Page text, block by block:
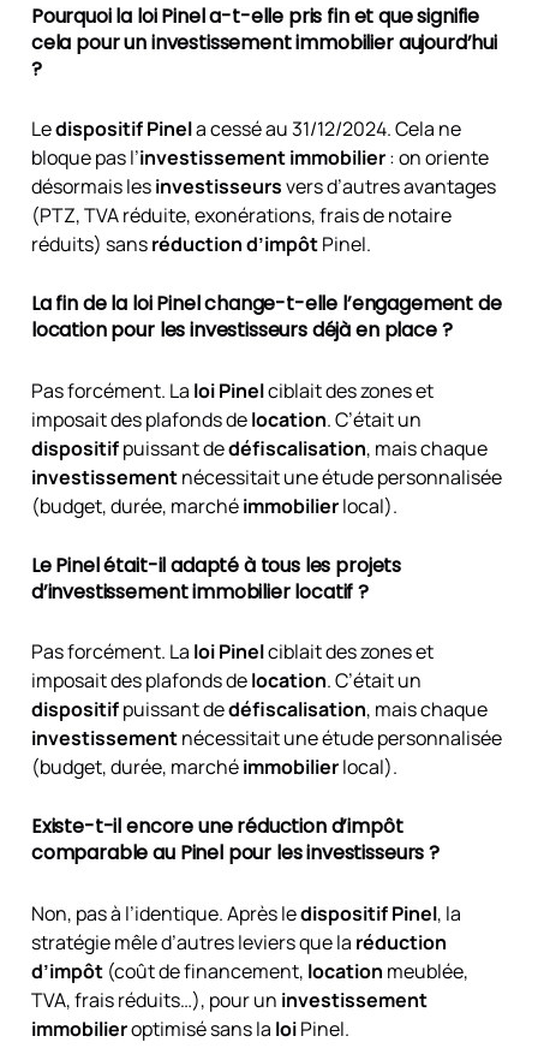
Pourquoi la loi Pinel a-t-elle pris fin et que signifie
cela pour un investissement immobilier aujourd’hui
?
Ledispositif Pinela cessé au 31/12/2024. Cela ne
bloque pas l’investissement immobilier: on oriente
désormais lesinvestisseursvers d’autres avantages
(PTZ, TVA réduite, exonérations, frais de notaire
réduits) sansréduction d’impôtPinel.
La fin de la loi Pinel change-t-elle l’engagement de
location pour les investisseurs déjà en place ?
Pas forcément. La loi Pinelciblait des zones et
imposait des plafonds delocation. C’était un
dispositifpuissant dedéfiscalisation, mais chaque
investissementnécessitait une étude personnalisée
(budget, durée, marchéimmobilierlocal).
Le Pinel était-il adapté à tous les projets
d’investissement immobilier locatif ?
Pas forcément. La loi Pinelciblait des zones et
imposait des plafonds delocation. C’était un
dispositifpuissant dedéfiscalisation, mais chaque
investissementnécessitait une étude personnalisée
(budget, durée, marchéimmobilierlocal).
Existe-t-il encore une réduction d’impôt
comparable au Pinel pour les investisseurs ?
Non, pas à l’identique. Après ledispositif Pinel, la
stratégie mêle d’autres leviers que la réduction
d’impôt(coût de financement, location meublée,
TVA, frais réduits…), pour un investissement
immobilieroptimisé sans la loiPinel.